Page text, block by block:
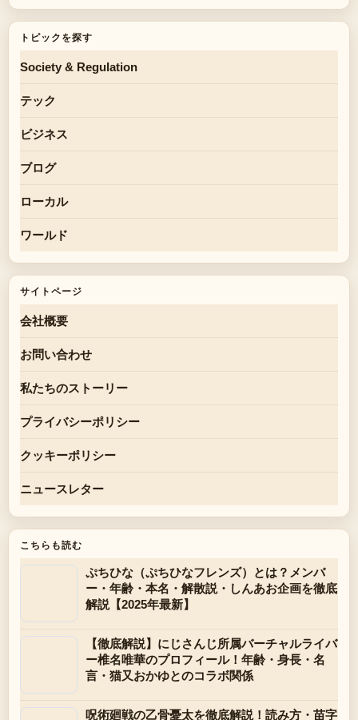
トピックを探す
Society & Regulation
テック
ビジネス
ブログ
ローカル
ワールド
サイトページ
会社概要
お問い合わせ
私たちのストーリー
プライバシーポリシー
クッキーポリシー
ニュースレター
こちらも読む
ぷちひな（ぷちひなフレンズ）とは？メンバ
ー・年齢・本名・解散説・しんあお企画を徹底
解説【2025年最新】
【徹底解説】にじさんじ所属バーチャルライバ
ー椎名唯華のプロフィール！年齢・身長・名
言・猫又おかゆとのコラボ関係
呪術廻戦の乙骨憂太を徹底解説！読み方・苗字